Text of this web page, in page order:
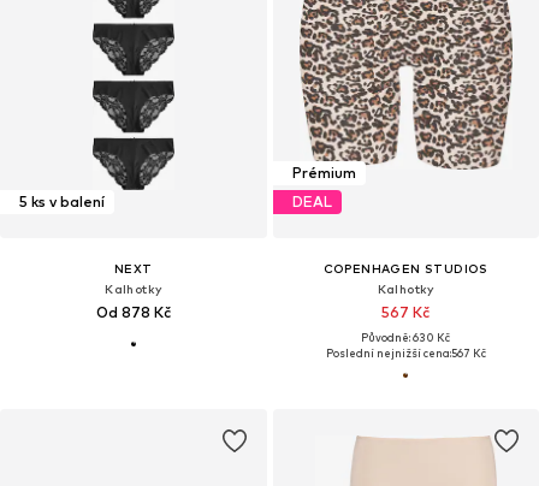
5 ks v balení
NEXT
Kalhotky
Od 878 Kč
Prémium
DEAL
COPENHAGEN STUDIOS
Kalhotky
567 Kč
Původně: 630 Kč
Poslední nejnižší cena:567 Kč